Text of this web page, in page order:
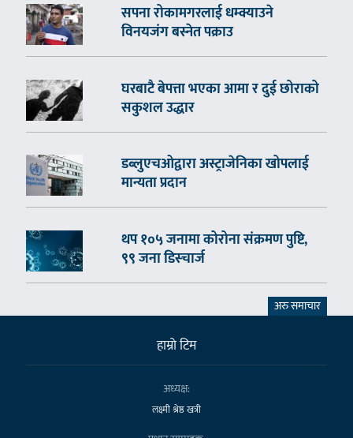
सपना रोकामगरलाई धम्क्याउने
विनयजंग बस्नेत पक्राउ
घरबाटै बेपत्ता भएका आमा र दुई छोराको
सकुशल उद्धार
डब्लुएचओद्वारा अस्ट्राजेनिका खोपलाई
मान्यता प्रदान
थप १०५ जनामा कोरोना संक्रमण पुष्टि,
९९ जना डिस्चार्ज
अरु समाचार
हाम्राे टिम
अध्यक्ष:
लक्ष्मी श्रेष्ठ खत्री